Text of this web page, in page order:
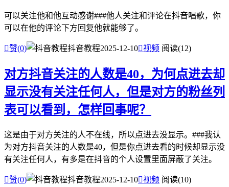
可以关注他和他互动感谢###他人关注和评论在抖音唱歌，你
可以在他的评论下方回复他就能够了。
赞(0) 抖音教程2025-12-10视频 阅读(12)
对方抖音关注的人数是40，为何点进去却
显示没有关注任何人，但是对方的粉丝列
表可以看到，怎样回事呢？
这是由于对方关注的人不在线，所以点进去没显示。###我认
为对方抖音关注的人数是40，但是你点进去看的时候却显示没
有关注任何人，有多是在抖音的个人设置里面屏蔽了关注。
赞(0) 抖音教程2025-12-10视频 阅读(10)